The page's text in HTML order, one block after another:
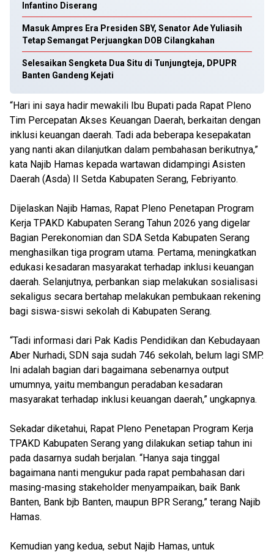
Infantino Diserang
Masuk Ampres Era Presiden SBY, Senator Ade Yuliasih
Tetap Semangat Perjuangkan DOB Cilangkahan
Selesaikan Sengketa Dua Situ di Tunjungteja, DPUPR
Banten Gandeng Kejati
“Hari ini saya hadir mewakili Ibu Bupati pada Rapat Pleno
Tim Percepatan Akses Keuangan Daerah, berkaitan dengan
inklusi keuangan daerah. Tadi ada beberapa kesepakatan
yang nanti akan dilanjutkan dalam pembahasan berikutnya,”
kata Najib Hamas kepada wartawan didampingi Asisten
Daerah (Asda) II Setda Kabupaten Serang, Febriyanto.
Dijelaskan Najib Hamas, Rapat Pleno Penetapan Program
Kerja TPAKD Kabupaten Serang Tahun 2026 yang digelar
Bagian Perekonomian dan SDA Setda Kabupaten Serang
menghasilkan tiga program utama. Pertama, meningkatkan
edukasi kesadaran masyarakat terhadap inklusi keuangan
daerah. Selanjutnya, perbankan siap melakukan sosialisasi
sekaligus secara bertahap melakukan pembukaan rekening
bagi siswa-siswi sekolah di Kabupaten Serang.
“Tadi informasi dari Pak Kadis Pendidikan dan Kebudayaan
Aber Nurhadi, SDN saja sudah 746 sekolah, belum lagi SMP.
Ini adalah bagian dari bagaimana sebenarnya output
umumnya, yaitu membangun peradaban kesadaran
masyarakat terhadap inklusi keuangan daerah,” ungkapnya.
Sekadar diketahui, Rapat Pleno Penetapan Program Kerja
TPAKD Kabupaten Serang yang dilakukan setiap tahun ini
pada dasarnya sudah berjalan. “Hanya saja tinggal
bagaimana nanti mengukur pada rapat pembahasan dari
masing-masing stakeholder menyampaikan, baik Bank
Banten, Bank bjb Banten, maupun BPR Serang,” terang Najib
Hamas.
Kemudian yang kedua, sebut Najib Hamas, untuk